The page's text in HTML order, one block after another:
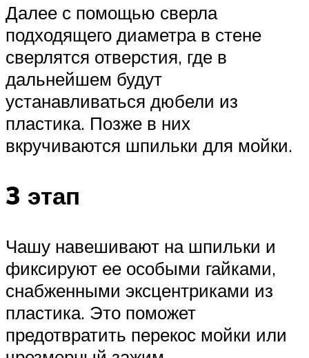
Далее с помощью сверла
подходящего диаметра в стене
сверлятся отверстия, где в
дальнейшем будут
устанавливаться дюбели из
пластика. Позже в них
вкручиваются шпильки для мойки.
3 этап
Чашу навешивают на шпильки и
фиксируют ее особыми гайками,
снабженными эксцентриками из
пластика. Это поможет
предотвратить перекос мойки или